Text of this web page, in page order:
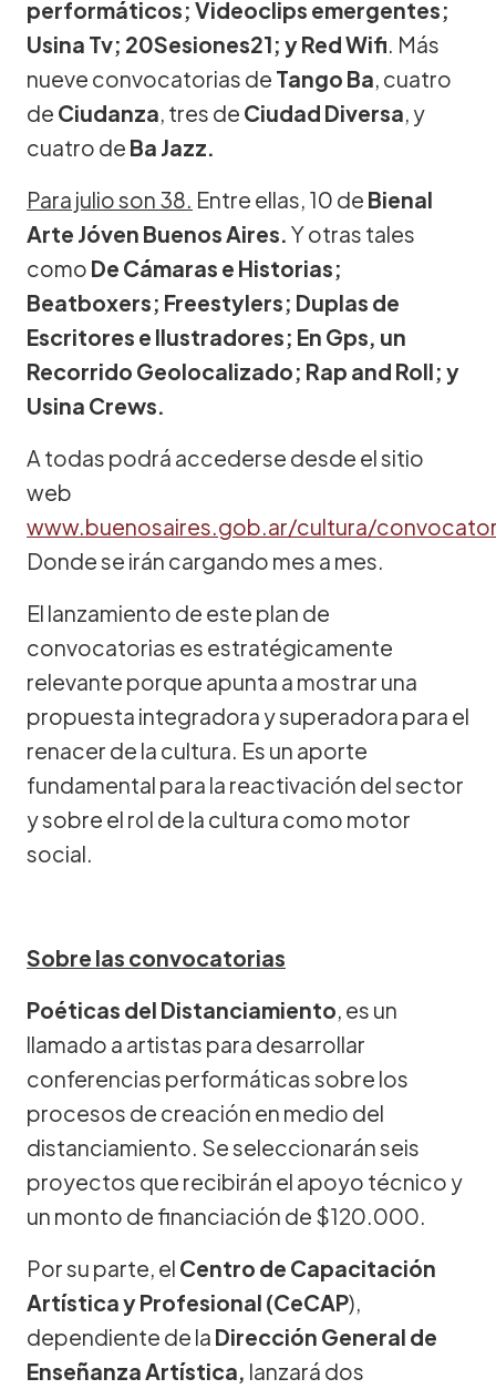
performáticos; Videoclips emergentes;
Usina Tv; 20Sesiones21; y Red Wifi. Más
nueve convocatorias de Tango Ba, cuatro
de Ciudanza, tres de Ciudad Diversa, y
cuatro de Ba Jazz.
Para julio son 38. Entre ellas, 10 de Bienal
Arte Jóven Buenos Aires. Y otras tales
como De Cámaras e Historias;
Beatboxers; Freestylers; Duplas de
Escritores e Ilustradores; En Gps, un
Recorrido Geolocalizado; Rap and Roll; y
Usina Crews.
A todas podrá accederse desde el sitio
web
www.buenosaires.gob.ar/cultura/
Donde se irán cargando mes a mes.
El lanzamiento de este plan de
convocatorias es estratégicamente
relevante porque apunta a mostrar una
propuesta integradora y superadora para el
renacer de la cultura. Es un aporte
fundamental para la reactivación del sector
y sobre el rol de la cultura como motor
social.
Sobre las convocatorias
Poéticas del Distanciamiento, es un
llamado a artistas para desarrollar
conferencias performáticas sobre los
procesos de creación en medio del
distanciamiento. Se seleccionarán seis
proyectos que recibirán el apoyo técnico y
un monto de financiación de $120.000.
Por su parte, el Centro de Capacitación
Artística y Profesional (CeCAP),
dependiente de la Dirección General de
Enseñanza Artística, lanzará dos